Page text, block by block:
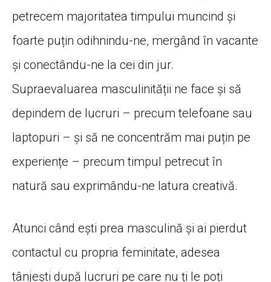
petrecem majoritatea timpului muncind și
foarte puțin odihnindu-ne, mergând în vacante
și conectându-ne la cei din jur.
Supraevaluarea masculinității ne face și să
depindem de lucruri – precum telefoane sau
laptopuri – și să ne concentrăm mai puțin pe
experiențe – precum timpul petrecut în
natură sau exprimându-ne latura creativă.
Atunci când ești prea masculină și ai pierdut
contactul cu propria feminitate, adesea
tânjești după lucruri pe care nu ți le poți